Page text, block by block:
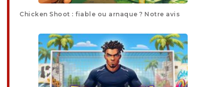
Chicken Shoot : fiable ou arnaque ? Notre avis